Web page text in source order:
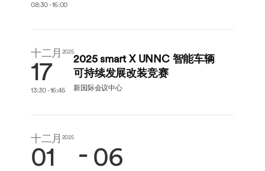
08:30 - 16:00
十二月 2025
17
13:30 - 16:45
2025 smart X UNNC 智能车辆
可持续发展改装竞赛
新国际会议中心
十二月 2025
01 - 06